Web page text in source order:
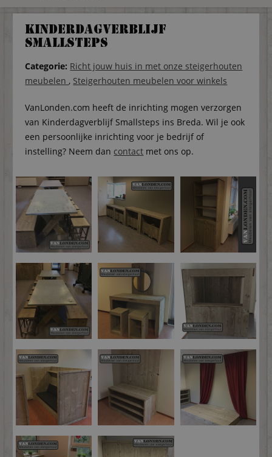
Kinderdagverblijf
Smallsteps
Categorie: Richt jouw huis in met onze steigerhouten
meubelen , Steigerhouten meubelen voor winkels
VanLonden.com heeft de inrichting mogen verzorgen
van Kinderdagverblijf Smallsteps ins Breda. Wil je ook
een persoonlijke inrichting voor je bedrijf of
instelling? Neem dan contact met ons op.